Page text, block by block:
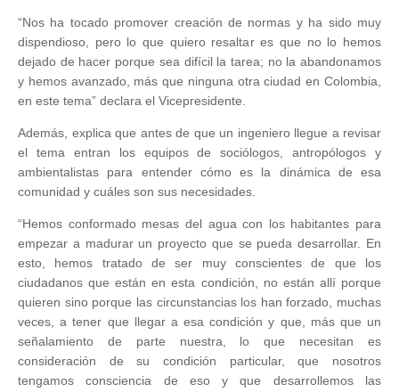
“Nos ha tocado promover creación de normas y ha sido muy
dispendioso, pero lo que quiero resaltar es que no lo hemos
dejado de hacer porque sea difícil la tarea; no la abandonamos
y hemos avanzado, más que ninguna otra ciudad en Colombia,
en este tema” declara el Vicepresidente.
Además, explica que antes de que un ingeniero llegue a revisar
el tema entran los equipos de sociólogos, antropólogos y
ambientalistas para entender cómo es la dinámica de esa
comunidad y cuáles son sus necesidades.
“Hemos conformado mesas del agua con los habitantes para
empezar a madurar un proyecto que se pueda desarrollar. En
esto, hemos tratado de ser muy conscientes de que los
ciudadanos que están en esta condición, no están allí porque
quieren sino porque las circunstancias los han forzado, muchas
veces, a tener que llegar a esa condición y que, más que un
señalamiento de parte nuestra, lo que necesitan es
consideración de su condición particular, que nosotros
tengamos consciencia de eso y que desarrollemos las